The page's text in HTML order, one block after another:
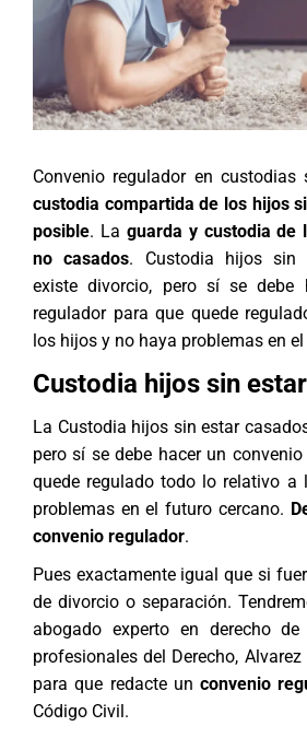
Convenio regulador en custodias
custodia compartida de los hijos
posible. La guarda y custodia de
no casados. Custodia hijos sin
existe divorcio, pero sí se debe
regulador para que quede
los hijos y no haya problemas en
Custodia hijos sin
La Custodia hijos sin estar
pero sí se debe hacer un
quede regulado todo lo relativo a
problemas en el futuro cercano.
convenio regulador.
Pues exactamente igual que si
de divorcio o separación.
abogado experto en derecho
profesionales del Derecho,
para que redacte unconvenio
Código Civil.